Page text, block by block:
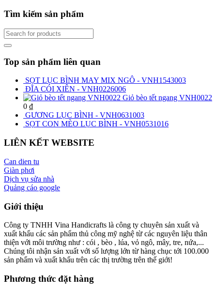
Tìm kiếm sản phẩm
Top sản phẩm liên quan
SỌT LỤC BÌNH MAY MIX NGÔ - VNH1543003
ĐĨA CÓI XIÊN - VNH0226006
Giỏ bèo tết ngang VNH0022
0 ₫
GƯƠNG LỤC BÌNH - VNH0631003
SỌT CON MÈO LỤC BÌNH - VNH0531016
LIÊN KẾT WEBSITE
Can dien tu
Giàn phơi
Dịch vụ sửa nhà
Quảng cáo google
Giới thiệu
Công ty TNHH Vina Handicrafts là công ty chuyên sản xuất và
xuất khẩu các sản phẩm thủ công mỹ nghệ từ các nguyên liệu thân
thiện với môi trường như : cói , bèo , lúa, vỏ ngô, mây, tre, nứa,...
Chúng tôi nhận sản xuất với số lượng lớn từ hàng chục tới 100.000
sản phẩm và xuất khẩu trên các thị trường trên thế giới!
Phương thức đặt hàng